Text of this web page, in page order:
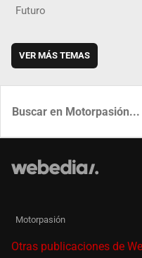
Futuro
VER MÁS TEMAS
Motorpasión
Otras publicaciones de